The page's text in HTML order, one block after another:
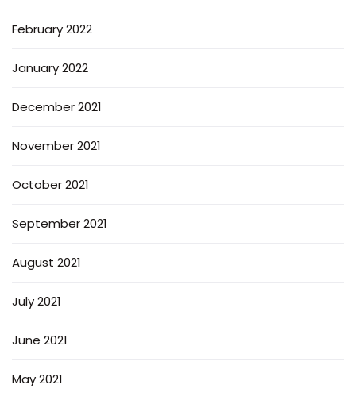
February 2022
January 2022
December 2021
November 2021
October 2021
September 2021
August 2021
July 2021
June 2021
May 2021